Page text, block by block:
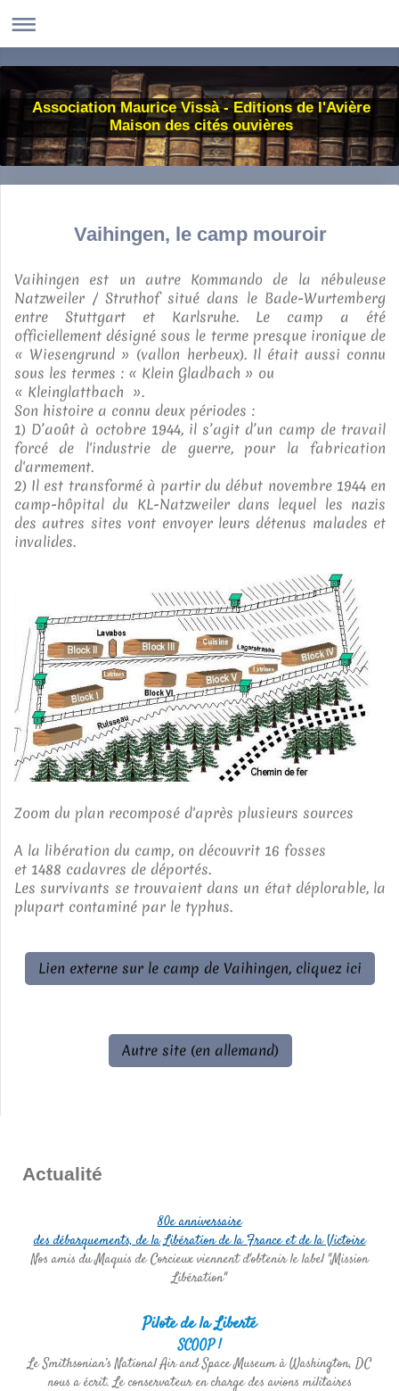
Association Maurice Vissà - Editions de l'Avière
Maison des cités ouvières
Vaihingen, le camp mouroir
Vaihingen est un autre Kommando de la nébuleuse
Natzweiler / Struthof situé dans le Bade-Wurtemberg
entre Stuttgart et Karlsruhe. Le camp a été
officiellement désigné sous le terme presque ironique de
« Wiesengrund » (vallon herbeux). Il était aussi connu
sous les termes : « Klein Gladbach » ou
« Kleinglattbach ».
Son histoire a connu deux périodes :
1) D’août à octobre 1944, il s’agit d’un camp de travail
forcé de l'industrie de guerre, pour la fabrication
d'armement.
2) Il est transformé à partir du début novembre 1944 en
camp-hôpital du KL-Natzweiler dans lequel les nazis
des autres sites vont envoyer leurs détenus malades et
invalides.
Zoom du plan recomposé d'après plusieurs sources
A la libération du camp, on découvrit 16 fosses
et 1488 cadavres de déportés.
Les survivants se trouvaient dans un état déplorable, la
plupart contaminé par le typhus.
Lien externe sur le camp de Vaihingen, cliquez ici
Autre site (en allemand)
Actualité
80e anniversaire
des débarquements, de la Libération de la France et de la Victoire
Nos amis du Maquis de Corcieux viennent d'obtenir le label "Mission
Libération"
Pilote de la Liberté
SCOOP !
Le Smithsonian’s National Air and Space Museum à Washington, DC
nous a écrit. Le conservateur en charge des avions militaires